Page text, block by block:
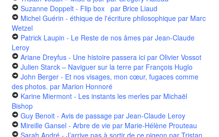
Suzanne Doppelt - Flip box par Brice Liaud
Michel Guérin - éthique de l'écriture philosophique par Marc
Wetzel
Patrick Laupin - Le Reste de nos âmes par Jean-Claude
Leroy
Ariane Dreyfus - Une histoire passera ici par Olivier Vossot
Julien Starck – Naviguer sur la terre par François Huglo
John Berger - Et nos visages, mon cœur, fugaces comme
des photos. par Marion Honnoré
Karine Miermont - Les instants les merles par Michaël
Bishop
Guy Benoit - Avis de passage par Jean-Claude Leroy
Mireille Gansel - Arbre de vie par Marie-Hélène Prouteau